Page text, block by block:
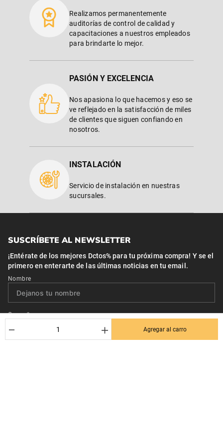
＋
－ Agregar al carro
Realizamos permanentemente
auditorías de control de calidad y
capacitaciones a nuestros empleados
para brindarte lo mejor.
PASIÓN Y EXCELENCIA
Nos apasiona lo que hacemos y eso se
ve reflejado en la satisfacción de miles
de clientes que siguen confiando en
nosotros.
INSTALACIÓN
Servicio de instalación en nuestras
sucursales.
SUSCRÍBETE AL NEWSLETTER
¡Entérate de los mejores Dctos% para tu próxima compra! Y se el
primero en enterarte de las últimas noticias en tu email.
Nombre
Correo*